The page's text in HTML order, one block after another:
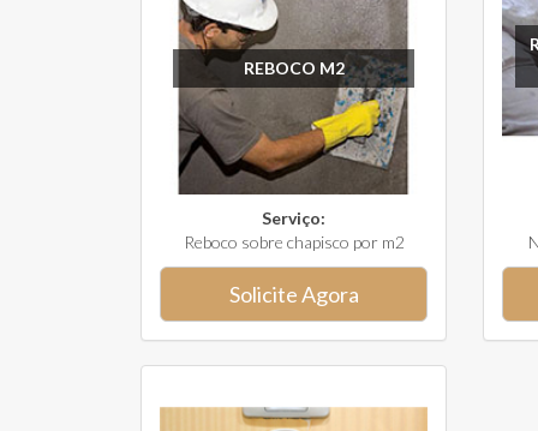
REBOCO M2
Serviço:
Reboco sobre chapisco por m2
Solicite Agora